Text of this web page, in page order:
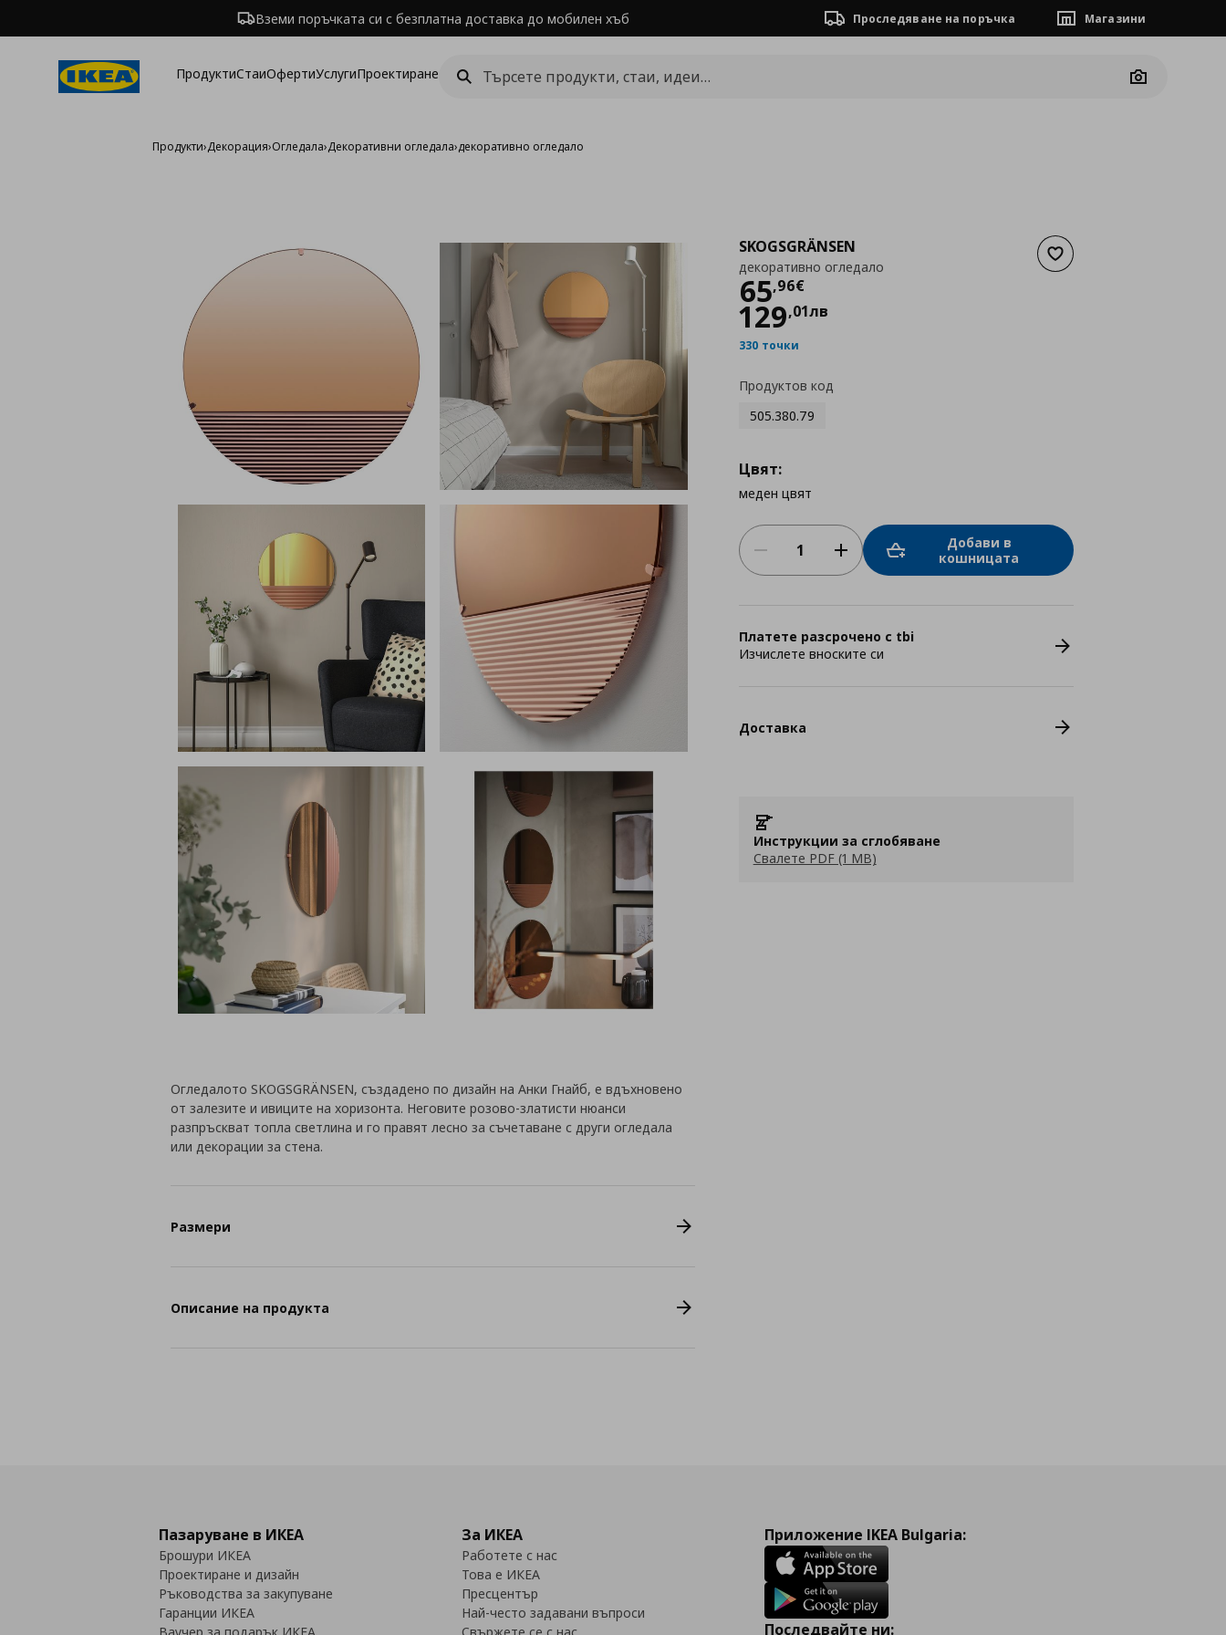
Вземи поръчката си с безплатна доставка до мобилен хъб Проследяване на поръчка Магазини
ПродуктиСтаиОфертиУслугиПроектиране
Camera
Продукти›Декорация›Огледала›Декоративни огледала›декоративно огледало
Добави към списъка с
SKOGSGRÄNSEN
декоративно огледало
65,96€
Цена
129,01лв
330 точки
Продуктов код
505.380.79
Цвят:
меден цвят
Добави в
кошницата
Платете разсрочено с tbi
Изчислете вноските си
Доставка
Инструкции за сглобяване
Свалете PDF (1 MB)
Огледалото SKOGSGRÄNSEN, създадено по дизайн на Анки Гнайб, е вдъхновено
от залезите и ивиците на хоризонта. Неговите розово-златисти нюанси
разпръскват топла светлина и го правят лесно за съчетаване с други огледала
или декорации за стена.
Размери
Описание на продукта
Пазаруване в ИКЕА
Брошури ИКЕА
Проектиране и дизайн
Ръководства за закупуване
Гаранции ИКЕА
За ИКЕА
Работете с нас
Това е ИКЕА
Пресцентър
Най-често задавани въпроси
Приложение IKEA Bulgaria:
Последвайте ни: